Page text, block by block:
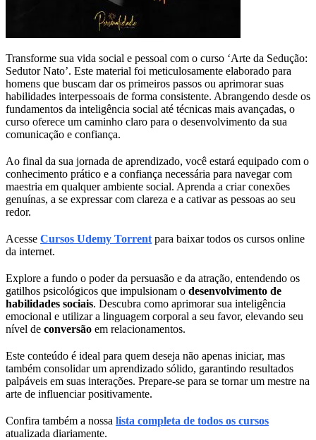
Transforme sua vida social e pessoal com o curso ‘Arte da Sedução:
Sedutor Nato’. Este material foi meticulosamente elaborado para
homens que buscam dar os primeiros passos ou aprimorar suas
habilidades interpessoais de forma consistente. Abrangendo desde os
fundamentos da inteligência social até técnicas mais avançadas, o
curso oferece um caminho claro para o desenvolvimento da sua
comunicação e confiança.
Ao final da sua jornada de aprendizado, você estará equipado com o
conhecimento prático e a confiança necessária para navegar com
maestria em qualquer ambiente social. Aprenda a criar conexões
genuínas, a se expressar com clareza e a cativar as pessoas ao seu
redor.
Acesse Cursos Udemy Torrent para baixar todos os cursos online
da internet.
Explore a fundo o poder da persuasão e da atração, entendendo os
gatilhos psicológicos que impulsionam o desenvolvimento de
habilidades sociais. Descubra como aprimorar sua inteligência
emocional e utilizar a linguagem corporal a seu favor, elevando seu
nível de conversão em relacionamentos.
Este conteúdo é ideal para quem deseja não apenas iniciar, mas
também consolidar um aprendizado sólido, garantindo resultados
palpáveis em suas interações. Prepare-se para se tornar um mestre na
arte de influenciar positivamente.
Confira também a nossa lista completa de todos os cursos
atualizada diariamente.